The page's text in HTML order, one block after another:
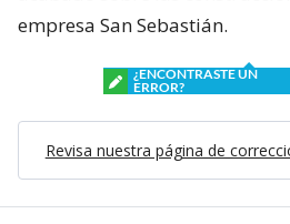
empresa San Sebastián.
¿ENCONTRASTE UN
ERROR?
Revisa nuestra página de